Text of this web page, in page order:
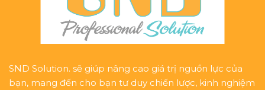
SND Solution. sẽ giúp nâng cao giá trị nguồn lực của
bạn, mang đến cho bạn tư duy chiến lược, kinh nghiệm